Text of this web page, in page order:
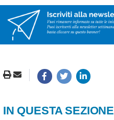
IN QUESTA SEZIONE